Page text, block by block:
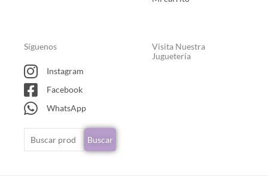
Síguenos
Instagram
Facebook
WhatsApp
Buscar
por:
Buscar
Visita Nuestra
Juguetería